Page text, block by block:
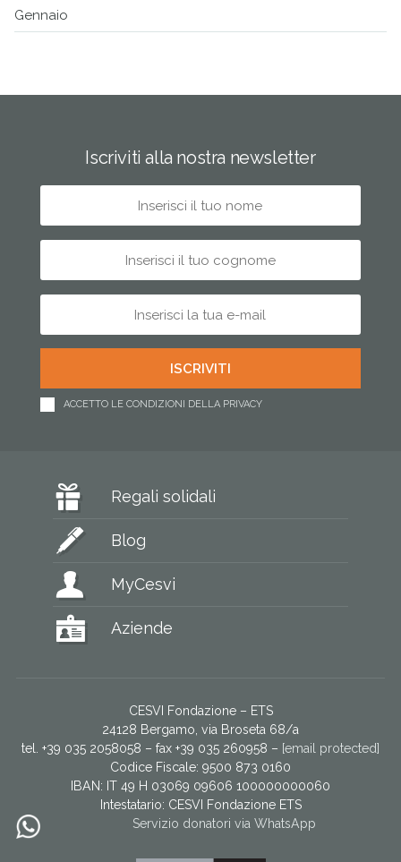
Gennaio
Iscriviti alla nostra newsletter
ACCETTO LE CONDIZIONI DELLA PRIVACY
Regali solidali
Blog
MyCesvi
Aziende
CESVI Fondazione – ETS
24128 Bergamo, via Broseta 68/a
tel. +39 035 2058058 – fax +39 035 260958 – [email protected]
Codice Fiscale: 9500 873 0160
IBAN: IT 49 H 03069 09606 100000000060
Intestatario: CESVI Fondazione ETS
Servizio donatori via WhatsApp